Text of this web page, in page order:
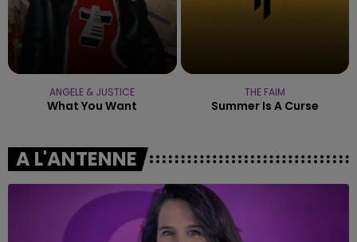
ANGELE & JUSTICE
What You Want
THE FAIM
Summer Is A Curse
A L'ANTENNE